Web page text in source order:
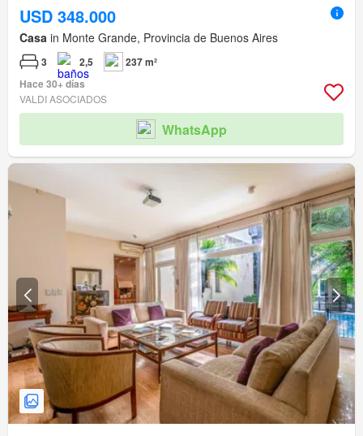
USD 348.000
Casa in Monte Grande, Provincia de Buenos Aires
3 2,5
237 m²
Hace 30+ días
VALDI ASOCIADOS
WhatsApp